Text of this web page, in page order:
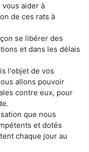
aider à
de ces rats à
se libérer des
et dans les délais
l'objet de vos
allons pouvoir
contre eux, pour
que nous
et dotés
chaque jour au